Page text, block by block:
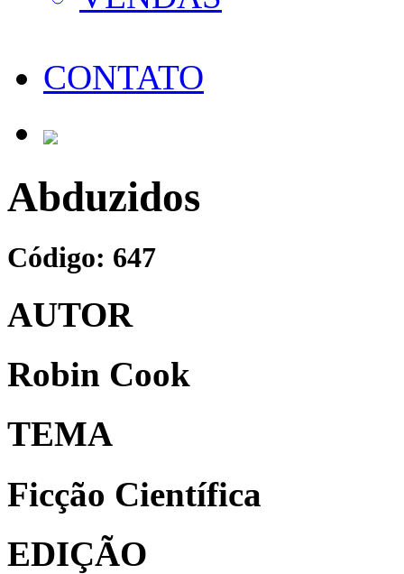
CONTATO
Abduzidos
Código: 647
AUTOR
Robin Cook
TEMA
Ficção Científica
EDIÇÃO